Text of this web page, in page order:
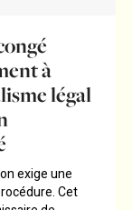
à
légal
exige une
Cet